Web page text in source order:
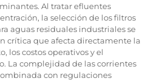
Al tratar efluentes
la selección de los filtros
aguas residuales industriales se
crítica que afecta directamente la
los costos operativos y el
La complejidad de las corrientes
con regulaciones